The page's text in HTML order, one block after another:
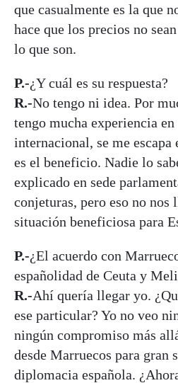
que casualmente es la que
hace que los precios no
lo que son.
P.-¿Y cuál es su respuesta?
R.-No tengo ni idea. Por
tengo mucha experiencia
internacional, se me escapa
es el beneficio. Nadie lo
explicado en sede
conjeturas, pero eso no nos
situación beneficiosa para
P.-¿El acuerdo con
españolidad de Ceuta y
R.-Ahí quería llegar yo.
ese particular? Yo no veo
ningún compromiso más
desde Marruecos para gran
diplomacia española.